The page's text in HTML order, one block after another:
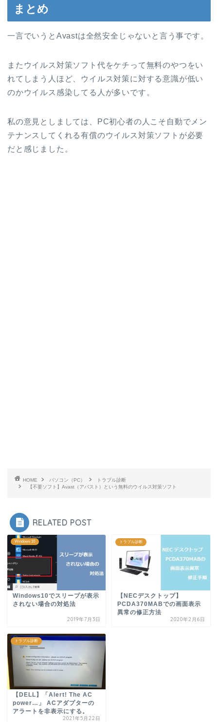
まとめ
一言でいうとAvastは全然安全じゃないと言う事です。
またウイルス対策ソフト代をケチって無料のやつをい
れてしまう人ほど、ウイルス対策に対する意識が低い
のかウイルス感染してる人が多いです。
私の意見としましては、PC初心者の人こそ自動でメン
テナンスしてくれる有償のウイルス対策ソフトが必要
だと感じました。
HOME パソコン（PC）
トラブル診断
【不要ソフト】Avast（アバスト）という無料のウイルス対策ソフト
RELATED POST
Windows 10
Windows10でスリープが表示
されない場合の対処法
2019年7月3日
トラブル診断
【NECデスクトップ】
PCDA370MABでの画面表示
異常の修正方法
2020年2月6日
トラブル診断
【DELL】「Alert! The AC
power…」 ACアダプターの
アラートを非表示にする。
2021年5月22日